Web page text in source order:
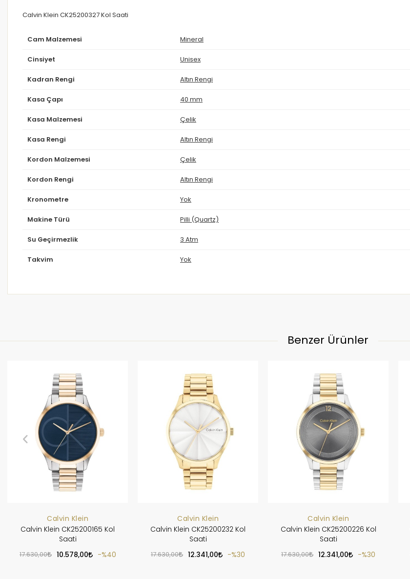
Calvin Klein CK25200327 Kol Saati
Cam Malzemesi Mineral
Cinsiyet Unisex
Kadran Rengi Altın Rengi
Kasa Çapı 40 mm
Kasa Malzemesi Çelik
Kasa Rengi Altın Rengi
Kordon Malzemesi Çelik
Kordon Rengi Altın Rengi
Kronometre Yok
Makine Türü Pilli (Quartz)
Su Geçirmezlik 3 Atm
Takvim Yok
Benzer Ürünler
Calvin Klein
Calvin Klein CK25200165 Kol
Saati
17.630,00 10.578,00 %40
Calvin Klein
Calvin Klein CK25200232 Kol
Saati
17.630,00 12.341,00 %30
Calvin Klein
Calvin Klein CK25200226 Kol
Saati
17.630,00 12.341,00 %30